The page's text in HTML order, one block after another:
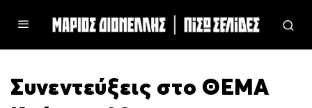
Συνεντεύξεις στο ΘΕΜΑ